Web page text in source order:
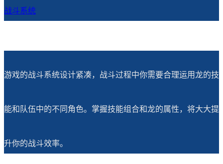
战斗系统
游戏的战斗系统设计紧凑，战斗过程中你需要合理运用龙的技
能和队伍中的不同角色。掌握技能组合和龙的属性，将大大提
升你的战斗效率。